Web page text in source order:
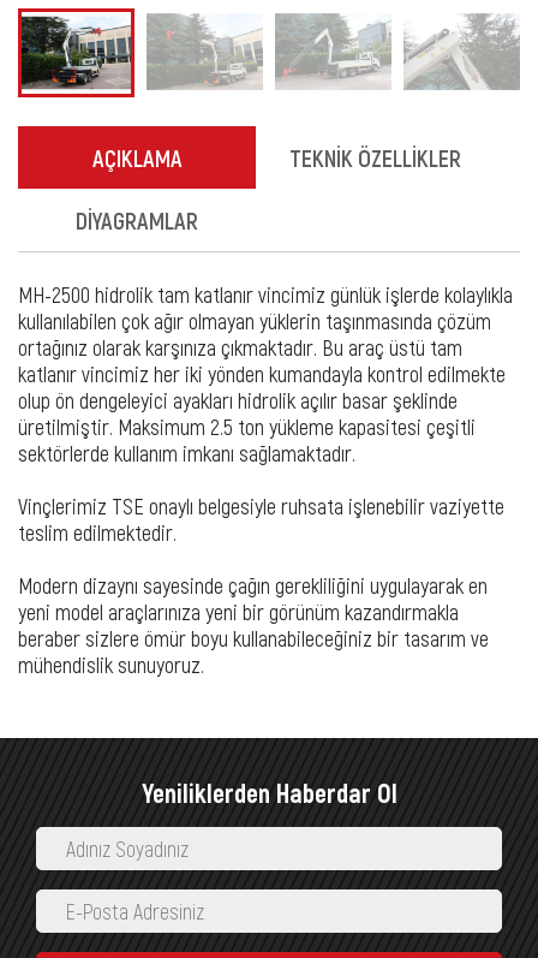
AÇIKLAMA TEKNİK ÖZELLİKLER
DİYAGRAMLAR
MH-2500 hidrolik tam katlanır vincimiz günlük işlerde kolaylıkla
kullanılabilen çok ağır olmayan yüklerin taşınmasında çözüm
ortağınız olarak karşınıza çıkmaktadır. Bu araç üstü tam
katlanır vincimiz her iki yönden kumandayla kontrol edilmekte
olup ön dengeleyici ayakları hidrolik açılır basar şeklinde
üretilmiştir. Maksimum 2.5 ton yükleme kapasitesi çeşitli
sektörlerde kullanım imkanı sağlamaktadır.
Vinçlerimiz TSE onaylı belgesiyle ruhsata işlenebilir vaziyette
teslim edilmektedir.
Modern dizaynı sayesinde çağın gerekliliğini uygulayarak en
yeni model araçlarınıza yeni bir görünüm kazandırmakla
beraber sizlere ömür boyu kullanabileceğiniz bir tasarım ve
mühendislik sunuyoruz.
Yeniliklerden Haberdar Ol